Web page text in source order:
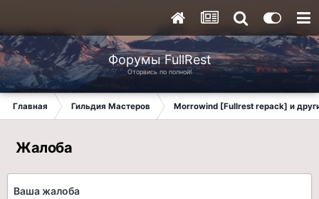
Форумы FullRest
Оторвись по полной!
Главная Гильдия Мастеров Morrowind [Fullrest repack] и
Жалоба
Ваша жалоба